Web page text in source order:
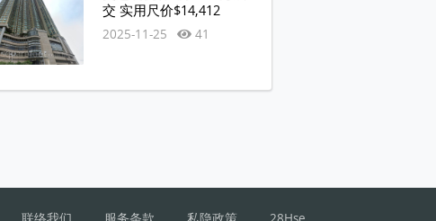
1座 8楼 平面图交 实用尺价$14,412
2025-11-25 41